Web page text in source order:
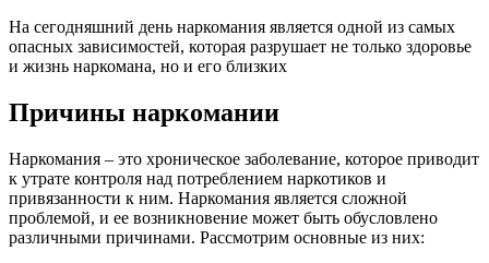
На сегодняшний день наркомания является одной из самых
опасных зависимостей, которая разрушает не только здоровье
и жизнь наркомана, но и его близких
Причины наркомании
Наркомания – это хроническое заболевание, которое приводит
к утрате контроля над потреблением наркотиков и
привязанности к ним. Наркомания является сложной
проблемой, и ее возникновение может быть обусловлено
различными причинами. Рассмотрим основные из них: